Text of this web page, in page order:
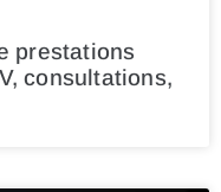
prestations
consultations,